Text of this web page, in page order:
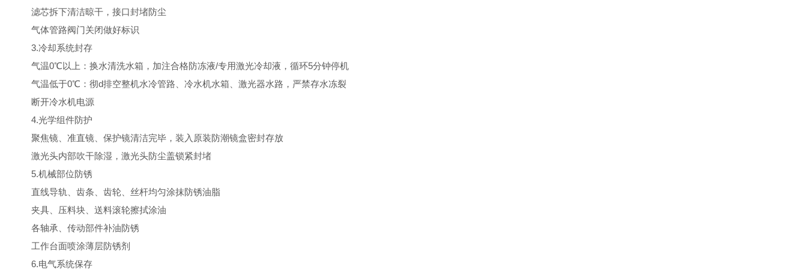
滤芯拆下清洁晾干，接口封堵防尘
气体管路阀门关闭做好标识
3.冷却系统封存
气温0℃以上：换水清洗水箱，加注合格防冻液/专用激光冷却液，循环5分钟停机
气温低于0℃：彻d排空整机水冷管路、冷水机水箱、激光器水路，严禁存水冻裂
断开冷水机电源
4.光学组件防护
聚焦镜、准直镜、保护镜清洁完毕，装入原装防潮镜盒密封存放
激光头内部吹干除湿，激光头防尘盖锁紧封堵
5.机械部位防锈
直线导轨、齿条、齿轮、丝杆均匀涂抹防锈油脂
夹具、压料块、送料滚轮擦拭涂油
各轴承、传动部件补油防锈
工作台面喷涂薄层防锈剂
6.电气系统保存